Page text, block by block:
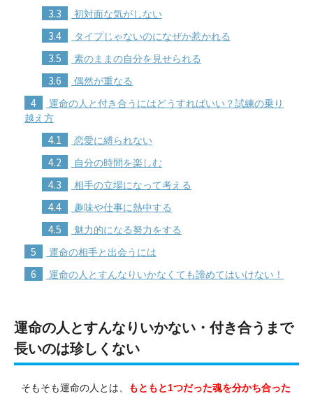
3.3 初対面な気がしない
3.4 タイプじゃないのになぜか惹かれる
3.5 素のままの自分を見せられる
3.6 偶然が重なる
4
運命の人と付き合うにはどうすればいい？試練の乗り
越え方
4.1 恋愛に縛られない
4.2 自分の時間を楽しむ
4.3 相手の立場になって考える
4.4 趣味や仕事に熱中する
4.5 魅力的になる努力をする
5 運命の相手と出会うには
6 運命の人とすんなりいかなくても諦めてはいけない！
運命の人とすんなりいかない・付き合うまで
長いのは珍しくない
そもそも運命の人とは、
もともと1つだった魂を分かち合った